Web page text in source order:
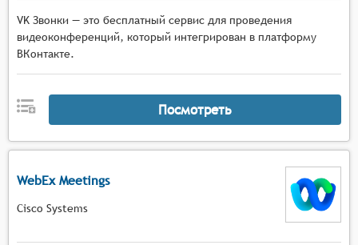
VK Звонки — это бесплатный сервис для проведения
видеоконференций, который интегрирован в платформу
ВКонтакте.
Посмотреть
WebEx Meetings
Cisco Systems